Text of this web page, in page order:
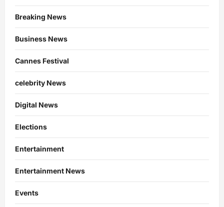
Breaking News
Business News
Cannes Festival
celebrity News
Digital News
Elections
Entertainment
Entertainment News
Events